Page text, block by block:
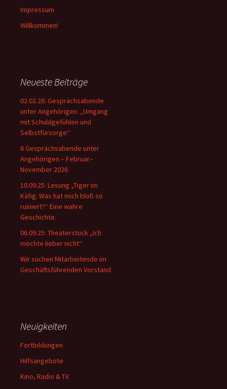
Impressum
Willkommen!
Neueste Beiträge
02.02.26: Gesprächsabende
unter Angehörigen: „Umgang
mit Schuldgefühlen und
Selbstfürsorge“
6 Gesprächsabende unter
Angehörigen – Februar–
November 2026
10.09.25: Lesung „Tiger im
Käfig. Was hat mich bloß so
ruiniert?“ Eine wahre
Geschichte.
06.09.25: Theaterstück „Ich
möchte lieber nicht“
Wir suchen Mitarbeitende im
Geschäftsführenden Vorstand
Neuigkeiten
Fortbildungen
Hilfsangebote
Kino, Radio & TV